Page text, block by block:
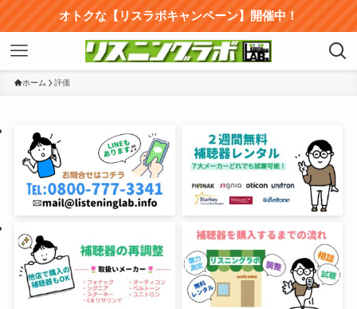
オトクな【リスラボキャンペーン】開催中！
ホーム 評価